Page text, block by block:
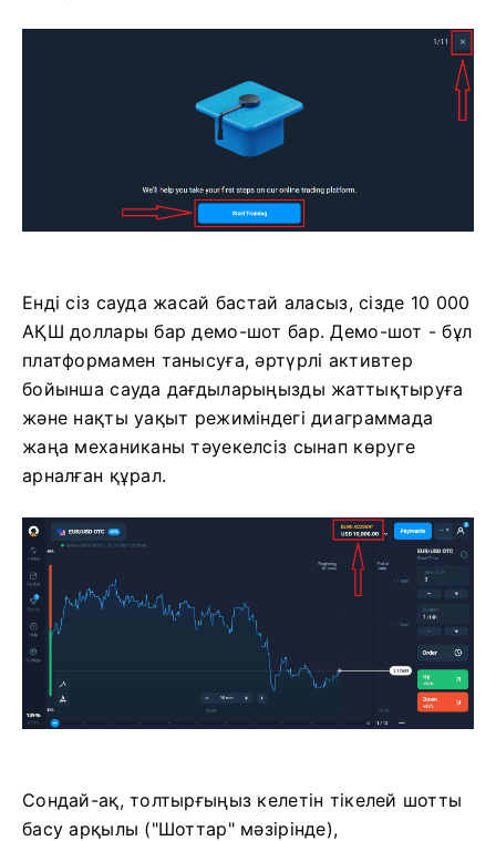
Енді сіз сауда жасай бастай аласыз, сізде 10 000
АҚШ доллары бар демо-шот бар. Демо-шот - бұл
платформамен танысуға, әртүрлі активтер
бойынша сауда дағдыларыңызды жаттықтыруға
және нақты уақыт режиміндегі диаграммада
жаңа механиканы тәуекелсіз сынап көруге
арналған құрал.
Сондай-ақ, толтырғыңыз келетін тікелей шотты
басу арқылы ("Шоттар" мәзірінде),